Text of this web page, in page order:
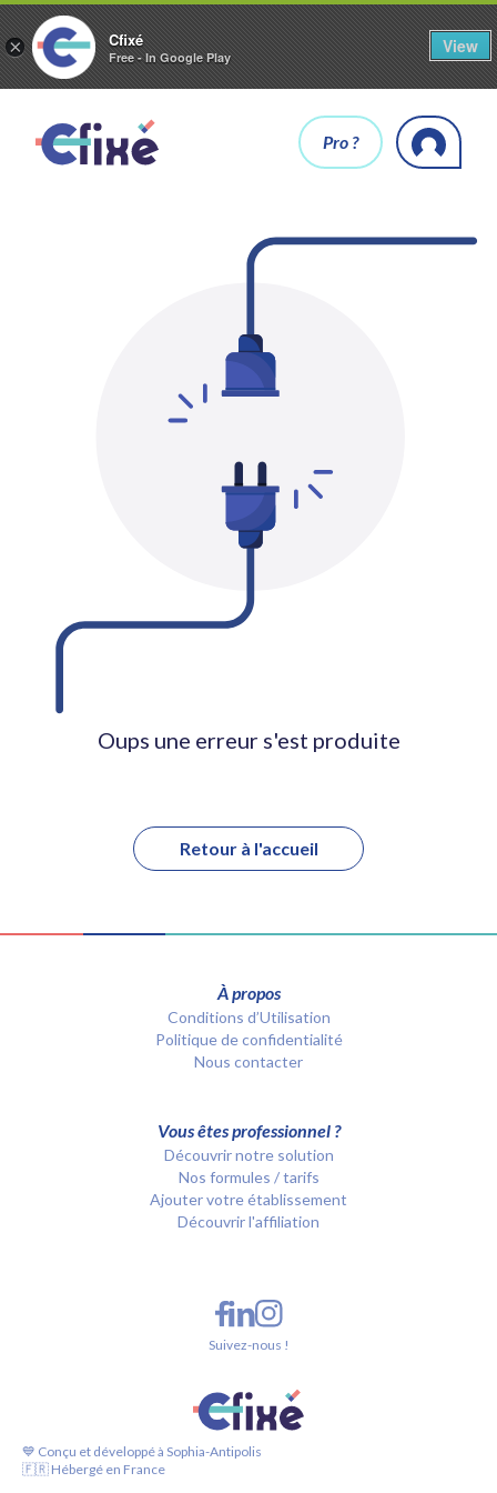
× Cfixé
Free - In Google Play
View
Pro ?
Oups une erreur s'est produite
Retour à l'accueil
À propos
Conditions d’Utilisation
Politique de confidentialité
Nous contacter
Vous êtes professionnel ?
Découvrir notre solution
Nos formules / tarifs
Ajouter votre établissement
Découvrir l'affiliation
💙 Conçu et développé à Sophia-Antipolis
🇫🇷 Hébergé en France
Suivez-nous !